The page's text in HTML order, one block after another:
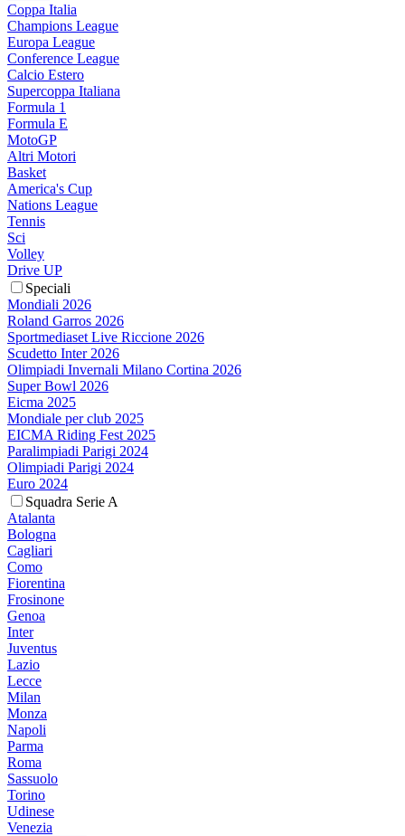
Coppa Italia
Champions League
Europa League
Conference League
Calcio Estero
Supercoppa Italiana
Formula 1
Formula E
MotoGP
Altri Motori
Basket
America's Cup
Nations League
Tennis
Sci
Volley
Drive UP
Speciali
Mondiali 2026
Roland Garros 2026
Sportmediaset Live Riccione 2026
Scudetto Inter 2026
Olimpiadi Invernali Milano Cortina 2026
Super Bowl 2026
Eicma 2025
Mondiale per club 2025
EICMA Riding Fest 2025
Paralimpiadi Parigi 2024
Olimpiadi Parigi 2024
Euro 2024
Squadra Serie A
Atalanta
Bologna
Cagliari
Como
Fiorentina
Frosinone
Genoa
Inter
Juventus
Lazio
Lecce
Milan
Monza
Napoli
Parma
Roma
Sassuolo
Torino
Udinese
Venezia